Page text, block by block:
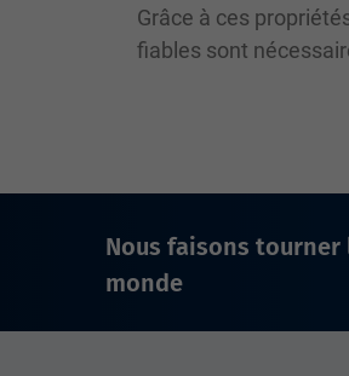
Grâce à ces
fiables sont
Nous faisons tourner
monde